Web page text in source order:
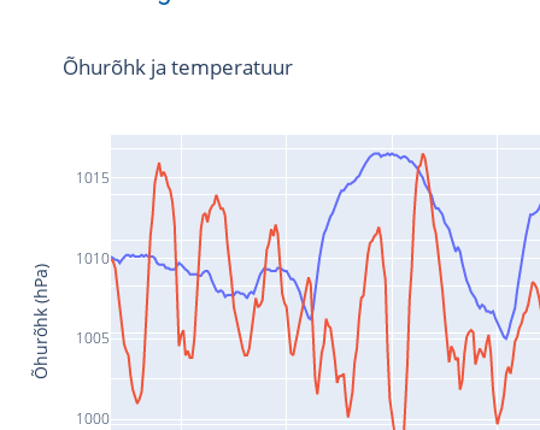
1000
1005
1010
1015
Õhurõhk ja temperatuur
Õhurõhk (hPa)